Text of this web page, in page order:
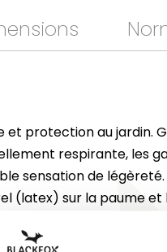
et protection au jardin.
respirante, les
sensation de légèreté.
(latex) sur la paume et
sec tout en assurant
travaux de taille ou